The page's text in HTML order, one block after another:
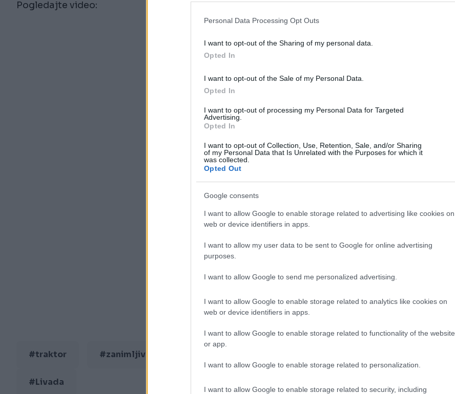
Personal Data Processing Opt Outs
I want to opt-out of the Sharing of my personal data.
Opted In
I want to opt-out of the Sale of my Personal Data.
Opted In
I want to opt-out of processing my Personal Data for Targeted
Advertising.
Opted In
I want to opt-out of Collection, Use, Retention, Sale, and/or Sharing
of my Personal Data that Is Unrelated with the Purposes for which it
was collected.
Opted Out
Google consents
I want to allow Google to enable storage related to advertising like cookies on
web or device identifiers in apps.
I want to allow my user data to be sent to Google for online advertising
purposes.
I want to allow Google to send me personalized advertising.
I want to allow Google to enable storage related to analytics like cookies on
web or device identifiers in apps.
I want to allow Google to enable storage related to functionality of the website
or app.
I want to allow Google to enable storage related to personalization.
I want to allow Google to enable storage related to security, including
Pogledajte video:
#traktor #zanimljivosti
#Livada